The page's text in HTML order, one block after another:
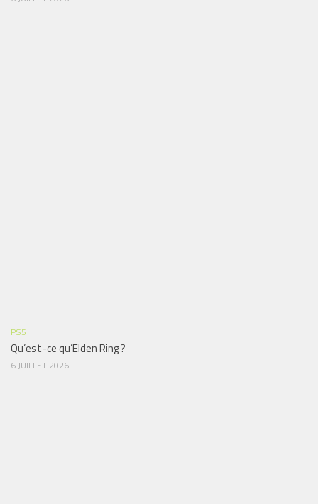
PS5
Qu’est-ce qu’Elden Ring ?
6 JUILLET 2026